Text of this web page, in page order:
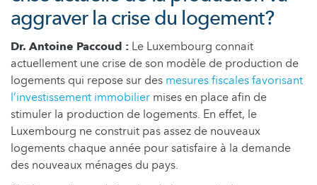
aggraver la crise du logement?
Dr. Antoine Paccoud : Le Luxembourg connait
actuellement une crise de son modèle de production de
logements qui repose sur des mesures fiscales favorisant
l’investissement immobilier mises en place afin de
stimuler la production de logements. En effet, le
Luxembourg ne construit pas assez de nouveaux
logements chaque année pour satisfaire à la demande
des nouveaux ménages du pays.